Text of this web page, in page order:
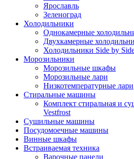
Ярославль
Зеленоград
Холодильники
Однокамерные
Двухкамерные
Холодильники Side by
Морозильники
Морозильные шкафы
Морозильные лари
Низкотемпературные лари
Стиральные машины
Комплект стиральная и
Vestfrost
Сушильные машины
Посудомоечные машины
Винные шкафы
Встраиваемая техника
Варочные панели